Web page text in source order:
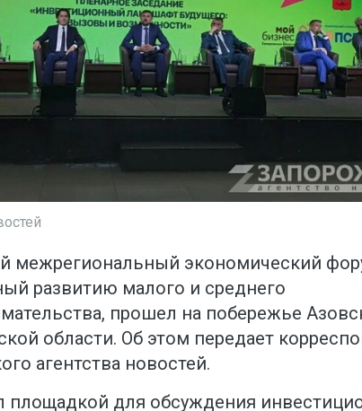
межрегиональный экономический
развитию малого и среднего
прошел на побережье
области. Об этом передает
агентства новостей.
площадкой для обсуждения